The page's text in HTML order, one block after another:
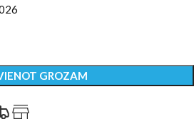
GROZAM